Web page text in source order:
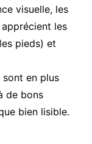
visuelle, les
les
pieds) et
en plus
de bons
bien lisible.